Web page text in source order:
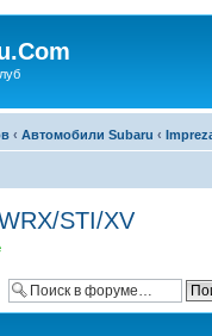
‹ Автомобили Subaru ‹
STI/XV